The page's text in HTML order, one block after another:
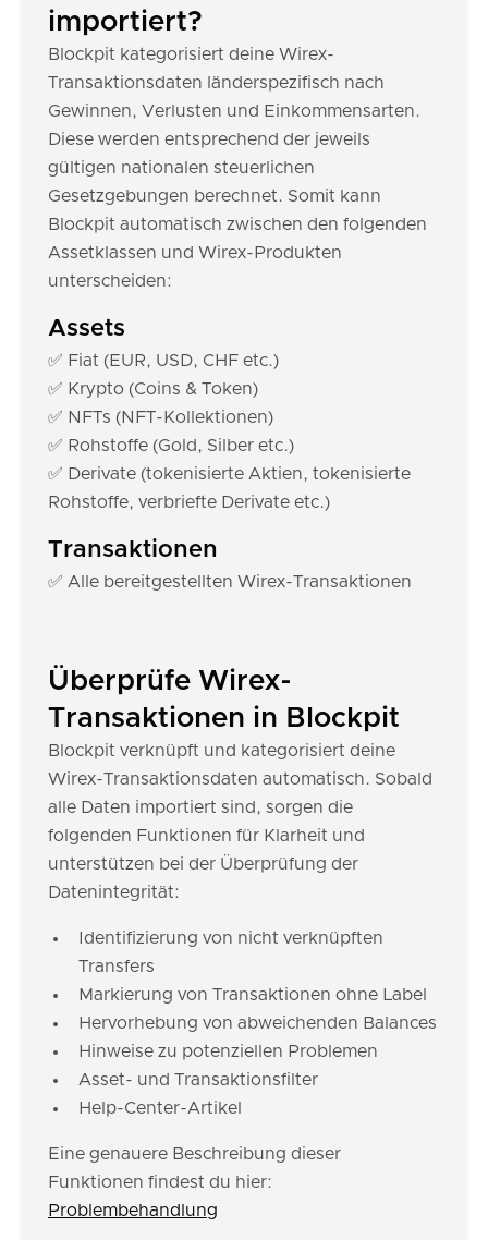
importiert?
Blockpit kategorisiert deine Wirex-
Transaktionsdaten länderspezifisch nach
Gewinnen, Verlusten und Einkommensarten.
Diese werden entsprechend der jeweils
gültigen nationalen steuerlichen
Gesetzgebungen berechnet. Somit kann
Blockpit automatisch zwischen den folgenden
Assetklassen und Wirex-Produkten
unterscheiden:
Assets
✅ Fiat (EUR, USD, CHF etc.)
✅ Krypto (Coins & Token)
✅ NFTs (NFT-Kollektionen)
✅ Rohstoffe (Gold, Silber etc.)
✅ Derivate (tokenisierte Aktien, tokenisierte
Rohstoffe, verbriefte Derivate etc.)
Transaktionen
✅ Alle bereitgestellten Wirex-Transaktionen
Überprüfe Wirex-
Transaktionen in Blockpit
Blockpit verknüpft und kategorisiert deine
Wirex-Transaktionsdaten automatisch. Sobald
alle Daten importiert sind, sorgen die
folgenden Funktionen für Klarheit und
unterstützen bei der Überprüfung der
Datenintegrität:
Identifizierung von nicht verknüpften
Transfers
Markierung von Transaktionen ohne Label
Hervorhebung von abweichenden Balances
Hinweise zu potenziellen Problemen
Asset- und Transaktionsfilter
Help-Center-Artikel
Eine genauere Beschreibung dieser
Funktionen findest du hier:
Problembehandlung